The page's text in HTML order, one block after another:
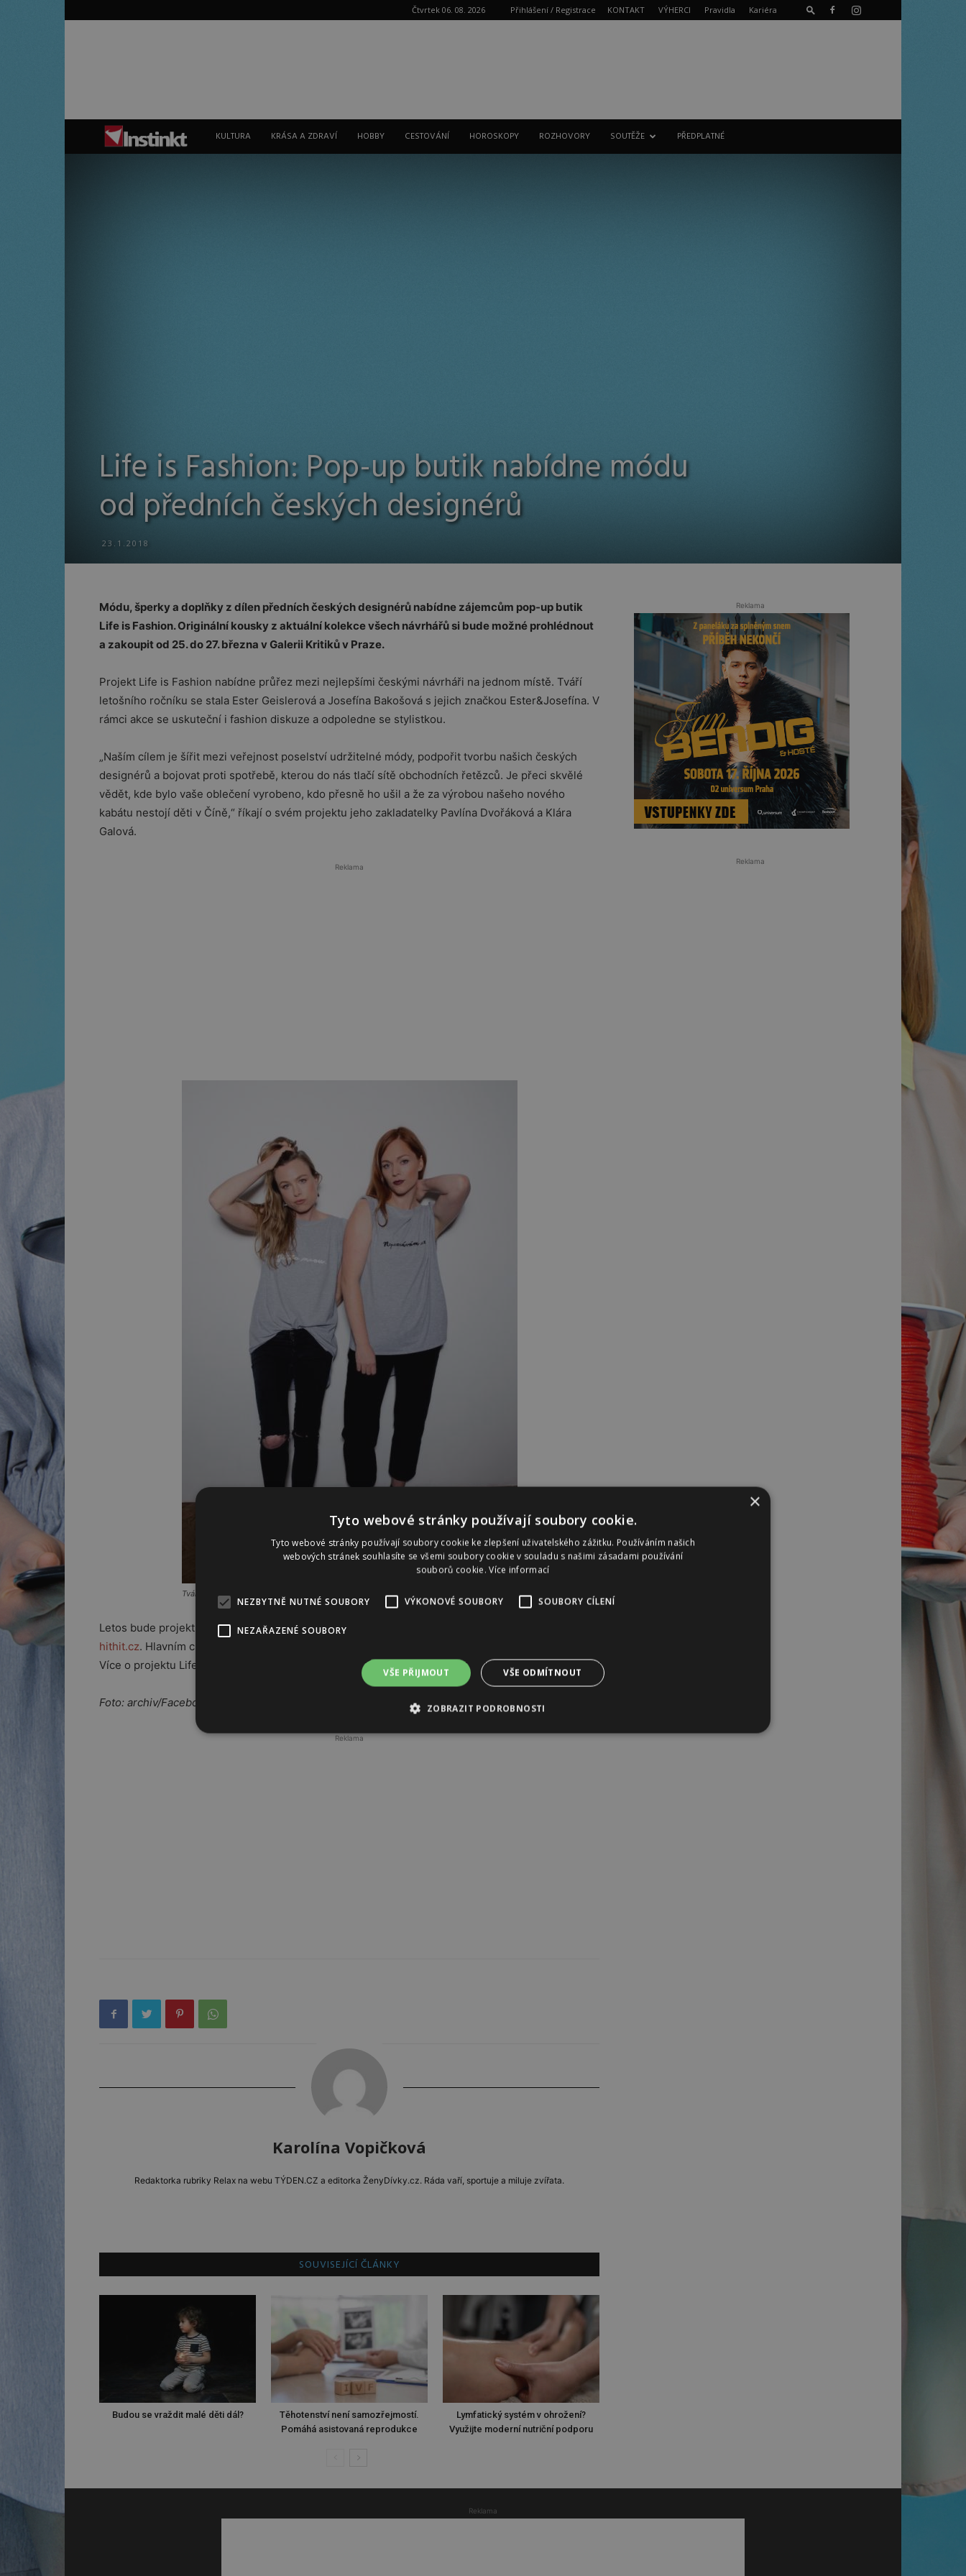
Čtvrtek 06. 08. 2026 Přihlášení / Registrace KONTAKT VÝHERCI Pravidla Kariéra
Instinkt
KULTURA KRÁSA A ZDRAVÍ HOBBY CESTOVÁNÍ HOROSKOPY ROZHOVORY SOUTĚŽE PŘEDPLATNÉ
Life is Fashion: Pop-up butik nabídne módu
od předních českých designérů
23.1.2018
Módu, šperky a doplňky z dílen předních českých designérů nabídne zájemcům pop-up butik
Life is Fashion. Originální kousky z aktuální kolekce všech návrhářů si bude možné prohlédnout
a zakoupit od 25. do 27. března v Galerii Kritiků v Praze.
Projekt Life is Fashion nabídne průřez mezi nejlepšími českými návrháři na jednom místě. Tváří
letošního ročníku se stala Ester Geislerová a Josefína Bakošová s jejich značkou Ester&Josefína. V
rámci akce se uskuteční i fashion diskuze a odpoledne se stylistkou.
„Naším cílem je šířit mezi veřejnost poselství udržitelné módy, podpořit tvorbu našich českých
designérů a bojovat proti spotřebě, kterou do nás tlačí sítě obchodních řetězců. Je přeci skvělé
vědět, kde bylo vaše oblečení vyrobeno, kdo přesně ho ušil a že za výrobou našeho nového
kabátu nestojí děti v Číně,“ říkají o svém projektu jeho zakladatelky Pavlína Dvořáková a Klára
Galová.
Reklama
Tváří letošního ročníku Life is Fashion jsou Josefína Bakošová (vlevo) a Ester Geislerová.
Letos bude projekt Life is Fashion také bojovat o podporu a přízeň na crowdfundingovém webu
hithit.cz. Hlavním cílem je rozšířit povědomí o udržitelné módě mezi širokou českou veřejnost.
Více o projektu Life is Fashion
Facebooku
Foto: archiv/Facebook/Life is fashion
Reklama
Karolína Vopičková
Redaktorka rubriky Relax na webu TÝDEN.CZ a editorka ŽenyDívky.cz. Ráda vaří, sportuje a miluje zvířata.
SOUVISEJÍCÍ ČLÁNKY
Budou se vraždit malé děti dál?
Těhotenství není samozřejmostí.
Pomáhá asistovaná reprodukce
Lymfatický systém v ohrožení?
Využijte moderní nutriční podporu
Reklama
Reklama
Reklama
×
Tyto webové stránky používají soubory cookie.
Tyto webové stránky používají soubory cookie ke zlepšení uživatelského zážitku. Používáním našich
webových stránek souhlasíte se všemi soubory cookie v souladu s našimi zásadami používání
souborů cookie.Více informací
NEZBYTNĚ NUTNÉ SOUBORY VÝKONOVÉ SOUBORY SOUBORY CÍLENÍ
NEZAŘAZENÉ SOUBORY
VŠE PŘIJMOUT VŠE ODMÍTNOUT
ZOBRAZIT PODROBNOSTI